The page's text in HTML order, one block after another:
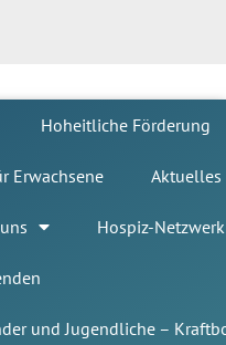
Hoheitliche Förderung
Erwachsene Aktuelles
Hospiz-Netzwerk
und Jugendliche –